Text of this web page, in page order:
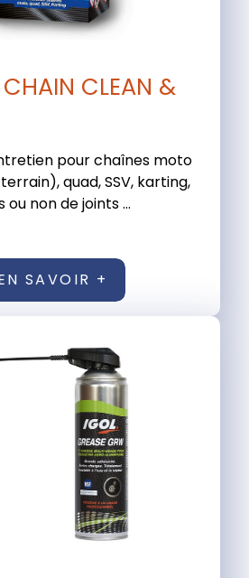
CHAIN CLEAN &
pour chaînes moto
quad, SSV, karting,
ou non de joints ...
SAVOIR +